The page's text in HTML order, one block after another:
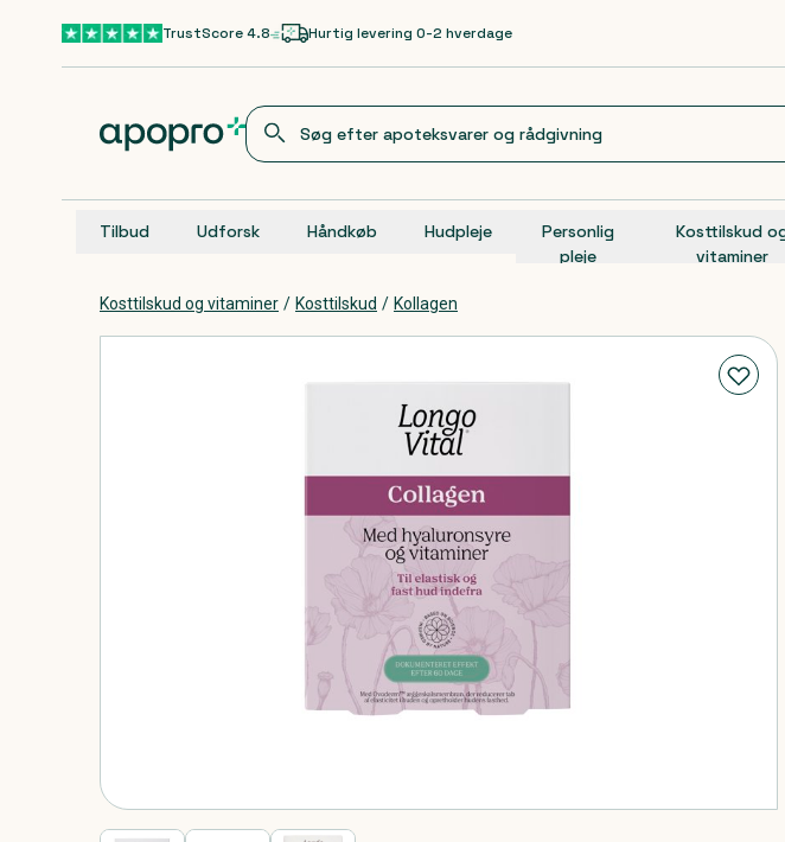
Gå til hovedindholdTrustScore 4.8 Hurtig levering 0-2 hverdage
Tilbud Udforsk Håndkøb Hudpleje
Personlig
pleje
Kosttilskud
vitaminer
Kosttilskud og vitaminer / Kosttilskud / Kollagen